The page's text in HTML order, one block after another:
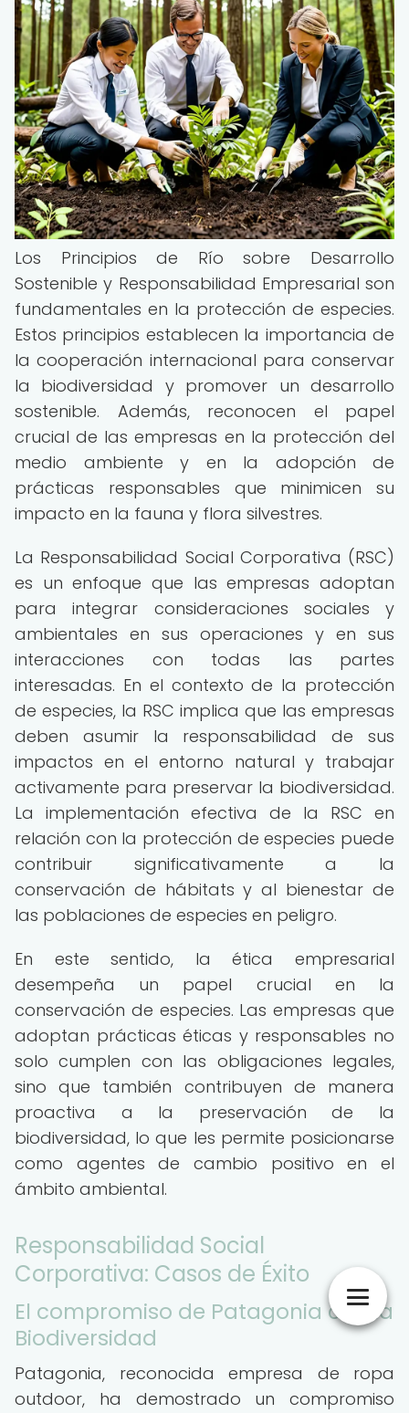
Los Principios de Río sobre Desarrollo
Sostenible y Responsabilidad Empresarial son
fundamentales en la protección de especies.
Estos principios establecen la importancia de
la cooperación internacional para conservar
la biodiversidad y promover un desarrollo
sostenible. Además, reconocen el papel
crucial de las empresas en la protección del
medio ambiente y en la adopción de
prácticas responsables que minimicen su
impacto en la fauna y flora silvestres.
La Responsabilidad Social Corporativa (RSC)
es un enfoque que las empresas adoptan
para integrar consideraciones sociales y
ambientales en sus operaciones y en sus
interacciones con todas las partes
interesadas. En el contexto de la protección
de especies, la RSC implica que las empresas
deben asumir la responsabilidad de sus
impactos en el entorno natural y trabajar
activamente para preservar la biodiversidad.
La implementación efectiva de la RSC en
relación con la protección de especies puede
contribuir significativamente a la
conservación de hábitats y al bienestar de
las poblaciones de especies en peligro.
En este sentido, la ética empresarial
desempeña un papel crucial en la
conservación de especies. Las empresas que
adoptan prácticas éticas y responsables no
solo cumplen con las obligaciones legales,
sino que también contribuyen de manera
proactiva a la preservación de la
biodiversidad, lo que les permite posicionarse
como agentes de cambio positivo en el
ámbito ambiental.
Responsabilidad Social
Corporativa: Casos de Éxito
El compromiso de Patagonia con la
Biodiversidad
Patagonia, reconocida empresa de ropa
outdoor, ha demostrado un compromiso